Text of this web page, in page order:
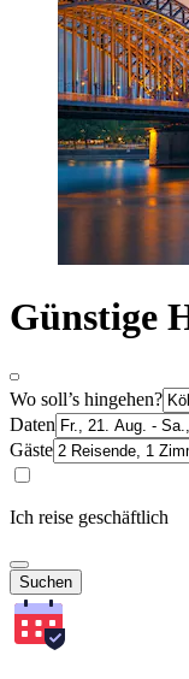
Günstige
Wo soll’s hingehen?
Daten
Gäste
Ich reise geschäftlich
Suchen